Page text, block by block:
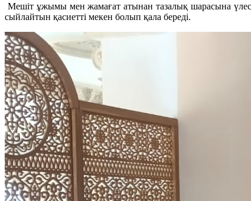
Мешіт ұжымы мен жамағат атынан тазалық шарасына үлес
сыйлайтын қасиетті мекен болып қала береді.